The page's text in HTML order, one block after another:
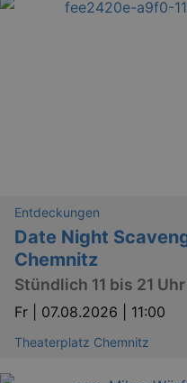
Entdeckungen
Date Night
Chemnitz
Stündlich 11 bis 21 Uhr
Fr | 07.08.2026 | 11:00
Theaterplatz Chemnitz